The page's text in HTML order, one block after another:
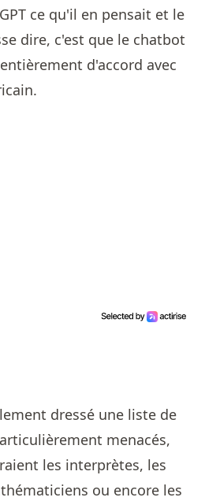
ce qu'il en pensait et le
dire, c'est que le chatbot
d'accord avec
dressé une liste de
menacés,
les interprètes, les
ou encore les